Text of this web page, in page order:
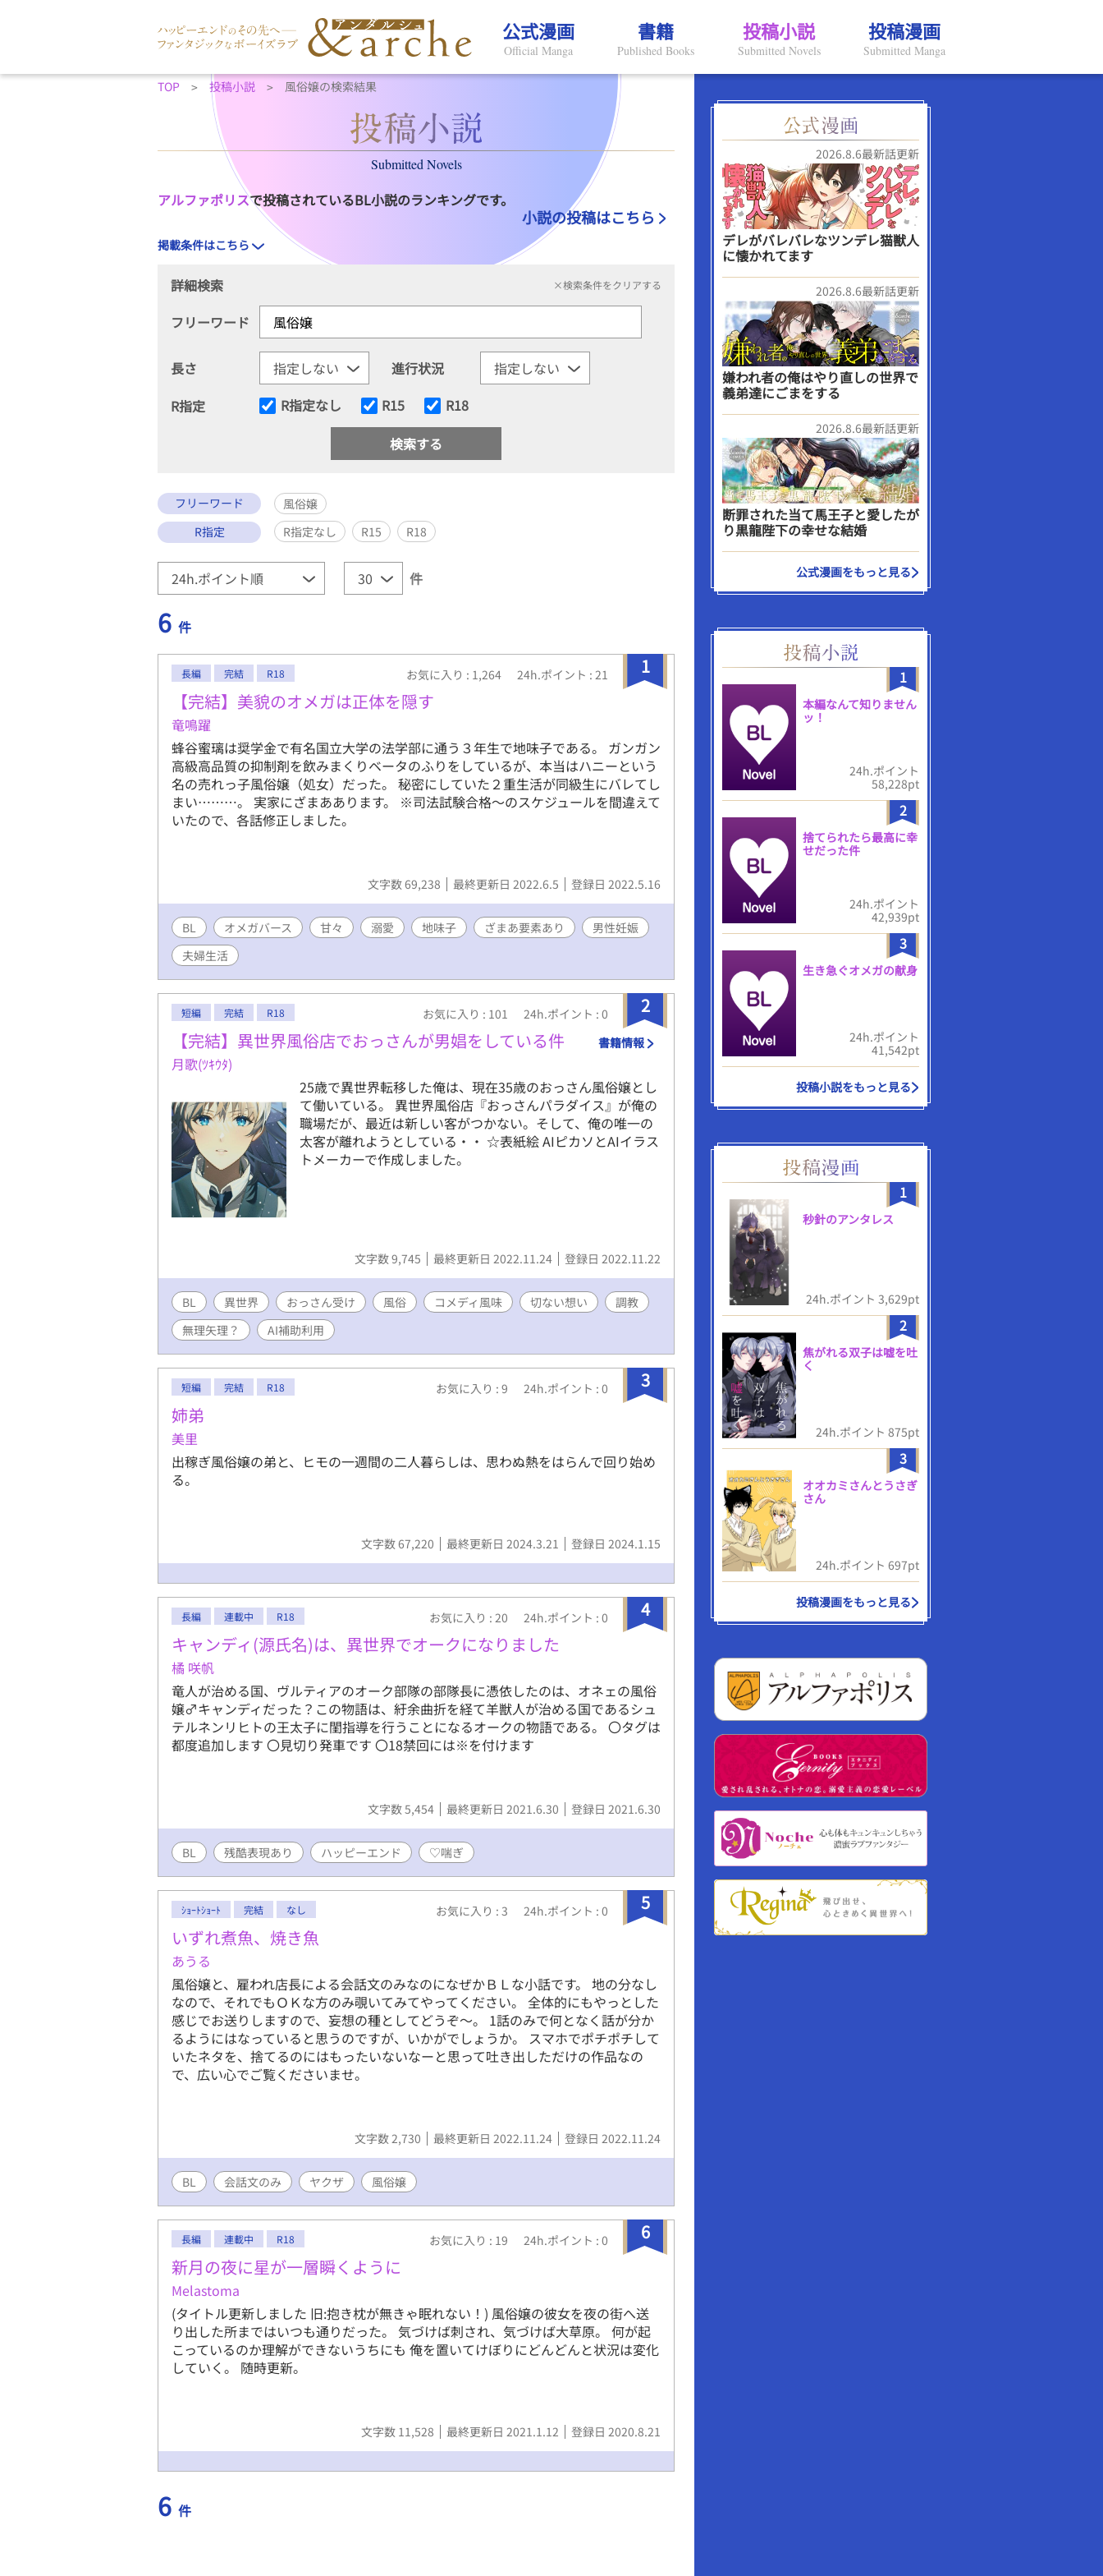
公式漫画
Official Manga
書籍
Published Books
投稿小説
Submitted Novels
投稿漫画
Submitted Manga
TOP 投稿小説 風俗嬢の検索結果
Submitted Novels
アルファポリスで投稿されているBL小説のランキングです。
小説の投稿はこちら
掲載条件はこちら
詳細検索 ×検索条件をクリアする
フリーワード
長さ
進行状況
R指定
R指定なし R15 R18
フリーワード
風俗嬢
R指定
R指定なし R15 R18
件
6 件
1
長編 完結 R18 お気に入り : 1,264 24h.ポイント : 21
【完結】美貌のオメガは正体を隠す
竜鳴躍
蜂谷蜜璃は奨学金で有名国立大学の法学部に通う３年生で地味子である。 ガンガン
高級高品質の抑制剤を飲みまくりベータのふりをしているが、本当はハニーという
名の売れっ子風俗嬢（処女）だった。 秘密にしていた２重生活が同級生にバレてし
まい………。 実家にざまああります。 ※司法試験合格～のスケジュールを間違えて
いたので、各話修正しました。
文字数 69,238 最終更新日 2022.6.5 登録日 2022.5.16
BL オメガバース 甘々 溺愛 地味子 ざまあ要素あり
男性妊娠
夫婦生活
2
短編 完結 R18 お気に入り : 101 24h.ポイント : 0
【完結】異世界風俗店でおっさんが男娼をしている件
月歌(ﾂｷｳﾀ)
書籍情報
25歳で異世界転移した俺は、現在35歳のおっさん風俗嬢とし
て働いている。 異世界風俗店『おっさんパラダイス』が俺の
職場だが、最近は新しい客がつかない。そして、俺の唯一の
太客が離れようとしている・・ ☆表紙絵 AIピカソとAIイラス
トメーカーで作成しました。
文字数 9,745 最終更新日 2022.11.24 登録日 2022.11.22
BL 異世界 おっさん受け 風俗 コメディ風味 切ない想い
調教
無理矢理？
AI補助利用
3
短編 完結 R18 お気に入り : 9 24h.ポイント : 0
姉弟
美里
出稼ぎ風俗嬢の弟と、ヒモの一週間の二人暮らしは、思わぬ熱をはらんで回り始め
る。
文字数 67,220 最終更新日 2024.3.21 登録日 2024.1.15
4
長編 連載中 R18 お気に入り : 20 24h.ポイント : 0
キャンディ(源氏名)は、異世界でオークになりました
橘 咲帆
竜人が治める国、ヴルティアのオーク部隊の部隊長に憑依したのは、オネェの風俗
嬢♂キャンディだった？この物語は、紆余曲折を経て羊獣人が治める国であるシュ
テルネンリヒトの王太子に閨指導を行うことになるオークの物語である。 〇タグは
都度追加します 〇見切り発車です 〇18禁回には※を付けます
文字数 5,454 最終更新日 2021.6.30 登録日 2021.6.30
BL 残酷表現あり ハッピーエンド ♡喘ぎ
5
ｼｮｰﾄｼｮｰﾄ 完結 なし お気に入り : 3 24h.ポイント : 0
いずれ煮魚、焼き魚
あうる
風俗嬢と、雇われ店長による会話文のみなのになぜかＢＬな小話です。 地の分なし
なので、それでもＯＫな方のみ覗いてみてやってください。 全体的にもやっとした
感じでお送りしますので、妄想の種としてどうぞ～。 1話のみで何となく話が分か
るようにはなっていると思うのですが、いかがでしょうか。 スマホでポチポチして
いたネタを、捨てるのにはもったいないなーと思って吐き出しただけの作品なの
で、広い心でご覧くださいませ。
文字数 2,730 最終更新日 2022.11.24 登録日 2022.11.24
BL 会話文のみ ヤクザ 風俗嬢
6
長編 連載中 R18 お気に入り : 19 24h.ポイント : 0
新月の夜に星が一層瞬くように
Melastoma
(タイトル更新しました 旧:抱き枕が無きゃ眠れない！) 風俗嬢の彼女を夜の街へ送
り出した所まではいつも通りだった。 気づけば刺され、気づけば大草原。 何が起
こっているのか理解ができないうちにも 俺を置いてけぼりにどんどんと状況は変化
していく。 随時更新。
文字数 11,528 最終更新日 2021.1.12 登録日 2020.8.21
6 件
2026.8.6最新話更新
デレがバレバレなツンデレ猫獣人
に懐かれてます
2026.8.6最新話更新
嫌われ者の俺はやり直しの世界で
義弟達にごまをする
2026.8.6最新話更新
断罪された当て馬王子と愛したが
り黒龍陛下の幸せな結婚
公式漫画をもっと見る
1
本編なんて知りません
ッ！
24h.ポイント
58,228pt
2
捨てられたら最高に幸
せだった件
24h.ポイント
42,939pt
3
生き急ぐオメガの献身
24h.ポイント
41,542pt
投稿小説をもっと見る
1
秒針のアンタレス
24h.ポイント 3,629pt
2
焦がれる双子は嘘を吐
く
24h.ポイント 875pt
3
オオカミさんとうさぎ
さん
24h.ポイント 697pt
投稿漫画をもっと見る